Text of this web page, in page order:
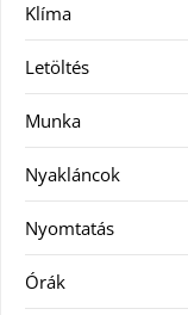
Klíma
Letöltés
Munka
Nyakláncok
Nyomtatás
Órák